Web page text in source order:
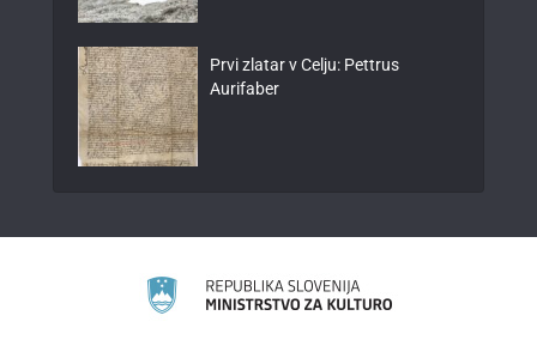
Prvi zlatar v Celju: Pettrus
Aurifaber